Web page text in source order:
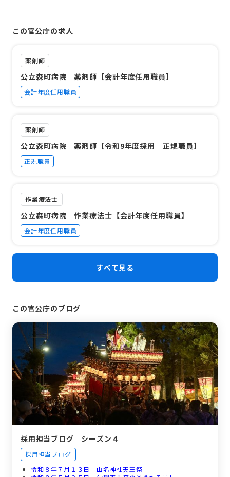
この官公庁の求人
薬剤師
公立森町病院 薬剤師【会計年度任用職員】
会計年度任用職員
薬剤師
公立森町病院 薬剤師【令和9年度採用 正規職員】
正規職員
作業療法士
公立森町病院 作業療法士【会計年度任用職員】
会計年度任用職員
すべて見る
この官公庁のブログ
採用担当ブログ シーズン４
採用担当ブログ
令和８年７月１３日 山名神社天王祭